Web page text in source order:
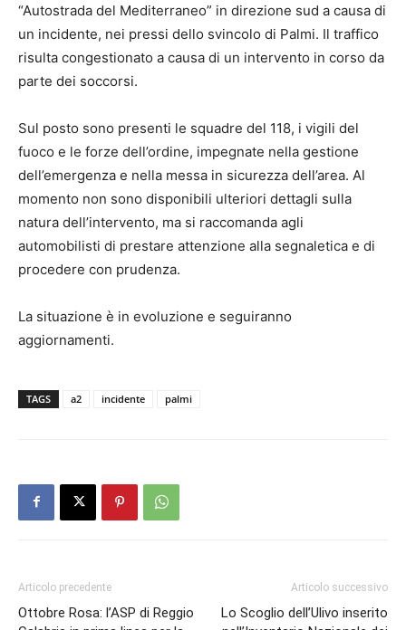
“Autostrada del Mediterraneo” in direzione sud a causa di
un incidente, nei pressi dello svincolo di Palmi. Il traffico
risulta congestionato a causa di un intervento in corso da
parte dei soccorsi.
Sul posto sono presenti le squadre del 118, i vigili del
fuoco e le forze dell’ordine, impegnate nella gestione
dell’emergenza e nella messa in sicurezza dell’area. Al
momento non sono disponibili ulteriori dettagli sulla
natura dell’intervento, ma si raccomanda agli
automobilisti di prestare attenzione alla segnaletica e di
procedere con prudenza.
La situazione è in evoluzione e seguiranno
aggiornamenti.
TAGS a2 incidente palmi
Articolo precedente
Ottobre Rosa: l’ASP di Reggio
Articolo successivo
Lo Scoglio dell’Ulivo inserito